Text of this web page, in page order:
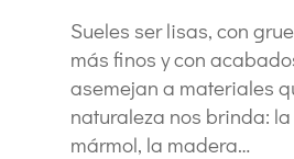
Sueles ser lisas, con
más finos y con
asemejan a materiales
naturaleza nos brinda:
mármol, la madera…